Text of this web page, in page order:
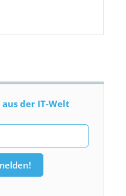
der IT-Welt